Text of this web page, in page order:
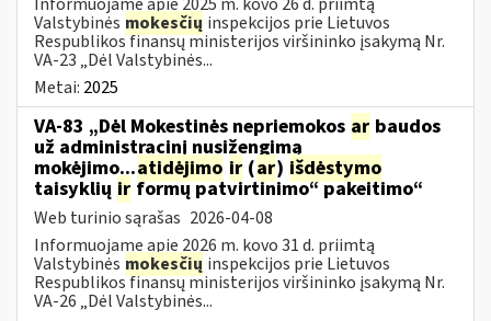
Valstybinės mokesčių inspekcijos prie Lietuvos
Respublikos finansų ministerijos viršininko įsakymą Nr.
VA-23 „Dėl Valstybinės...
Metai: 2025
VA-83 „Dėl Mokestinės nepriemokos ar baudos
už administracinį nusižengimą
mokėjimo...atidėjimo ir (ar) išdėstymo
taisyklių ir formų patvirtinimo“ pakeitimo“
Web turinio sąrašas 2026-04-08
Informuojame apie 2026 m. kovo 31 d. priimtą
Valstybinės mokesčių inspekcijos prie Lietuvos
Respublikos finansų ministerijos viršininko įsakymą Nr.
VA-26 „Dėl Valstybinės...